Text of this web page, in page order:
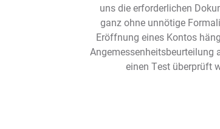
uns die erforderlichen
ganz ohne unnötige
Eröffnung eines Kontos
Angemessenheitsbeurteilung
einen Test überprüft